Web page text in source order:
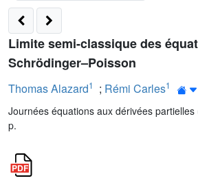
Limite semi-classique des
Schrödinger–Poisson
Thomas Alazard1 ; Rémi Carles1
Journées équations aux dérivées
p.